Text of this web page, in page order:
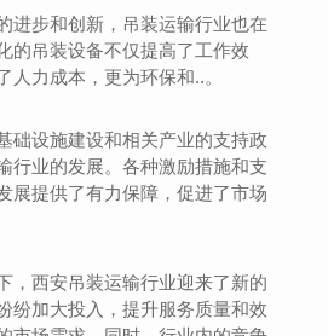
进步和创新，吊装运输行业也在
的吊装设备不仅提高了工作效
人力成本，更为环保和..。
础设施建设和相关产业的支持政
行业的发展。各种激励措施和支
展提供了有力保障，促进了市场
，西安吊装运输行业迎来了新的
纷加大投入，提升服务质量和效